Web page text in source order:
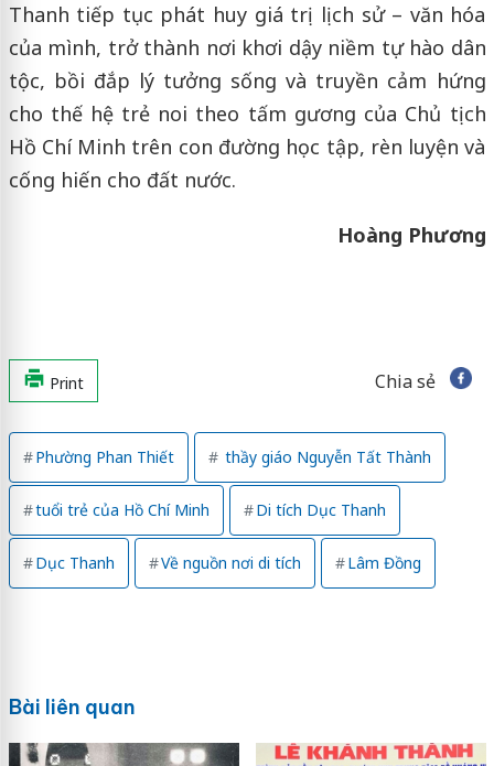
Thanh tiếp tục phát huy giá trị lịch sử – văn hóa
của mình, trở thành nơi khơi dậy niềm tự hào dân
tộc, bồi đắp lý tưởng sống và truyền cảm hứng
cho thế hệ trẻ noi theo tấm gương của Chủ tịch
Hồ Chí Minh trên con đường học tập, rèn luyện và
cống hiến cho đất nước.
Hoàng Phương
Print Chia sẻ
Phường Phan Thiết thầy giáo Nguyễn Tất Thành
tuổi trẻ của Hồ Chí Minh Di tích Dục Thanh
Dục Thanh Về nguồn nơi di tích Lâm Đồng
Bài liên quan